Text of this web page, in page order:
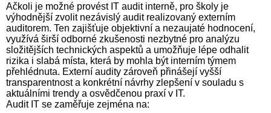
Ačkoli je možné provést IT audit interně, pro školy je
výhodnější zvolit nezávislý audit realizovaný externím
auditorem. Ten zajišťuje objektivní a nezaujaté hodnocení,
využívá širší odborné zkušenosti nezbytné pro analýzu
složitějších technických aspektů a umožňuje lépe odhalit
rizika i slabá místa, která by mohla být interním týmem
přehlédnuta. Externí audity zároveň přinášejí vyšší
transparentnost a konkrétní návrhy zlepšení v souladu s
aktuálními trendy a osvědčenou praxí v IT.
Audit IT se zaměřuje zejména na: